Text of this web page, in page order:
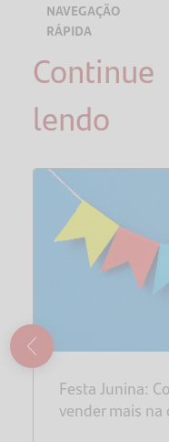
NAVEGAÇÃO
RÁPIDA
O que é
insalubridade?
Quem
direito ao
adicional
de
insalubridade?
de
insalubridade?
Como
Continue
lendo
Festa Junina:
vender mais na